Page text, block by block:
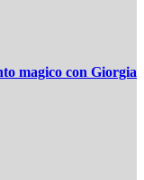
magico con Giorgia